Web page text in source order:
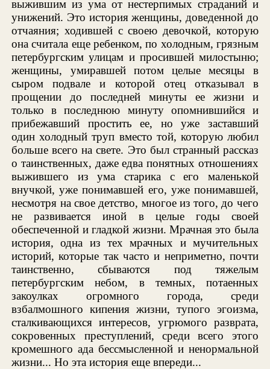
выжившим из ума от нестерпимых страданий и
унижений. Это история женщины, доведенной до
отчаяния; ходившей с своею девочкой, которую
она считала еще ребенком, по холодным, грязным
петербургским улицам и просившей милостыню;
женщины, умиравшей потом целые месяцы в
сыром подвале и которой отец отказывал в
прощении до последней минуты ее жизни и
только в последнюю минуту опомнившийся и
прибежавший простить ее, но уже заставший
один холодный труп вместо той, которую любил
больше всего на свете. Это был странный рассказ
о таинственных, даже едва понятных отношениях
выжившего из ума старика с его маленькой
внучкой, уже понимавшей его, уже понимавшей,
несмотря на свое детство, многое из того, до чего
не развивается иной в целые годы своей
обеспеченной и гладкой жизни. Мрачная это была
история, одна из тех мрачных и мучительных
историй, которые так часто и неприметно, почти
таинственно, сбываются под тяжелым
петербургским небом, в темных, потаенных
закоулках огромного города, среди
взбалмошного кипения жизни, тупого эгоизма,
сталкивающихся интересов, угрюмого разврата,
сокровенных преступлений, среди всего этого
кромешного ада бессмысленной и ненормальной
жизни... Но эта история еще впереди...